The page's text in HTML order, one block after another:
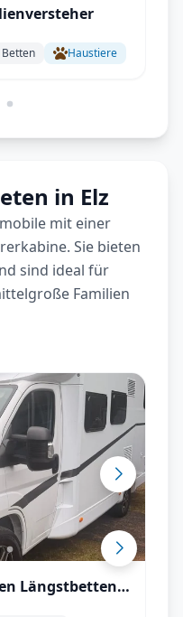
Betten Haustiere
in Elz
mit einer
Sie bieten
sind ideal für
Familien